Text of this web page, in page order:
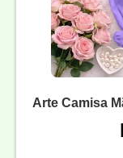
Arte Camisa